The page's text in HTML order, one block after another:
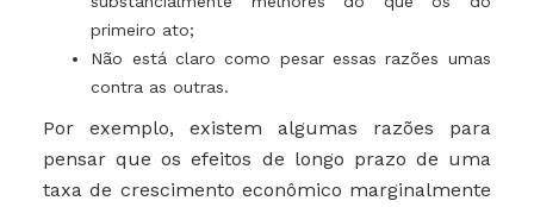
primeiro ato;
Não está claro como pesar essas razões umas
contra as outras.
Por exemplo, existem algumas razões para
pensar que os efeitos de longo prazo de uma
taxa de crescimento econômico marginalmente